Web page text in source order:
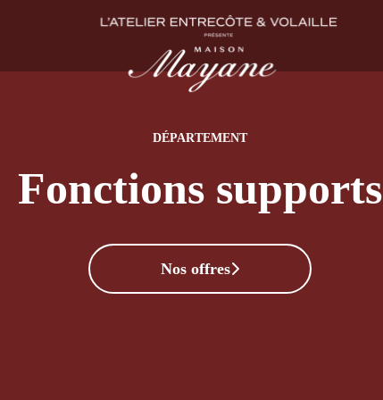
DÉPARTEMENT
Fonctions supports